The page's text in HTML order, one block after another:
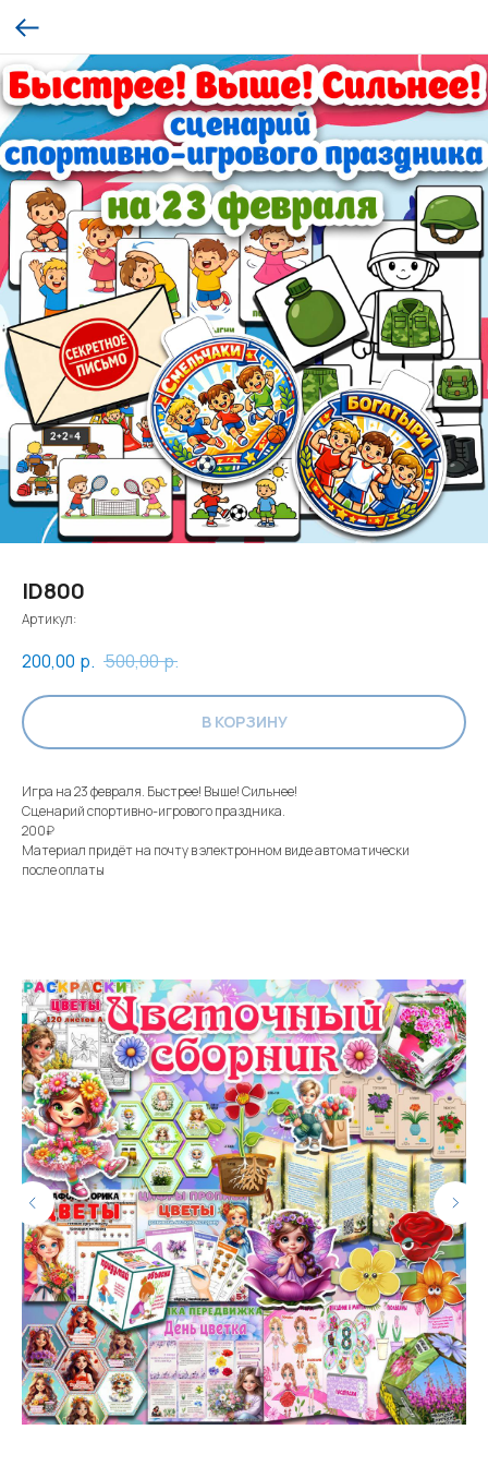
ID800
Артикул:
200,00 р. 500,00р.
В КОРЗИНУ
Игра на 23 февраля. Быстрее! Выше! Сильнее!
Сценарий спортивно-игрового праздника.
200₽
Материал придёт на почту в электронном виде автоматически
после оплаты